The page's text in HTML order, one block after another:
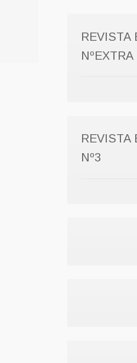
REVISTA
NºEXTRA
REVISTA
Nº3